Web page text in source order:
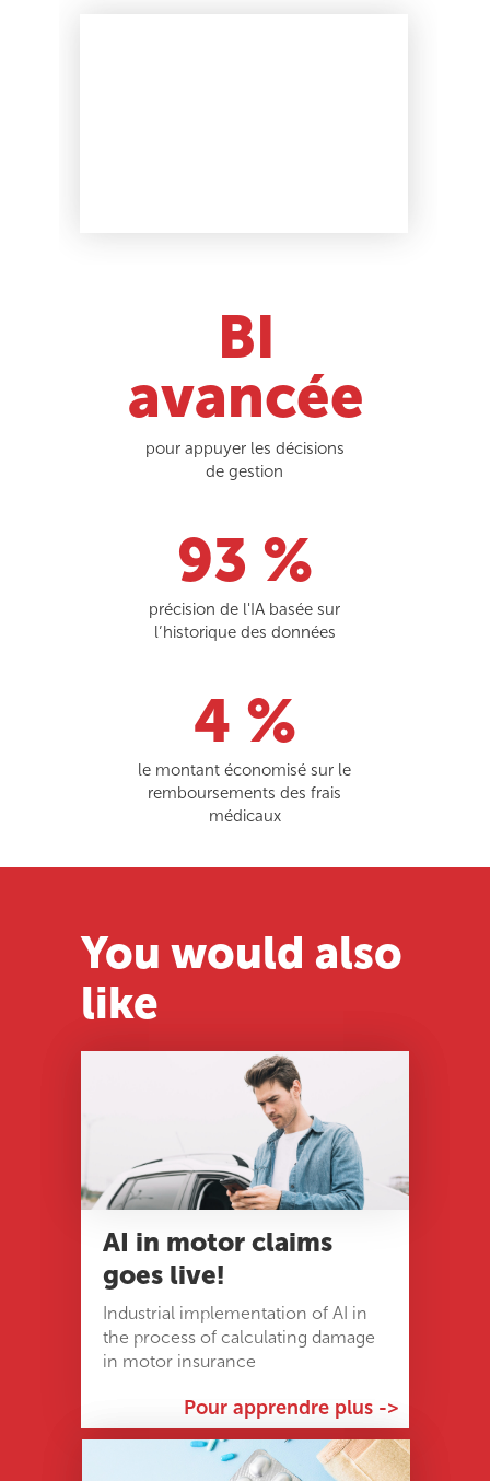
BI
avancée
94 %
pour appuyer les décisions
de gestion
4 %
précision de l'IA basée sur
l’historique des données
le montant économisé sur le
remboursements des frais
médicaux
AI in motor claims
goes live!
Industrial implementation of AI in
the process of calculating damage
in motor insurance
Pour apprendre plus ->
You would also
like